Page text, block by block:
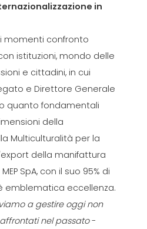
in
momenti confronto
istituzioni, mondo delle
e cittadini, in cui
e Direttore Generale
quanto fondamentali
della
Multiculturalità per la
della manifattura
SpA, con il suo 95% di
emblematica eccellenza.
a gestire oggi non
nel passato-